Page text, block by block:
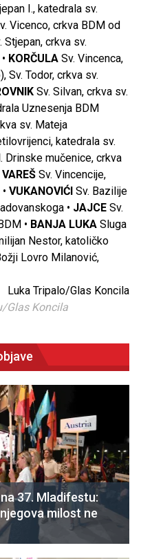
I., katedrala sv.
Vicenco, crkva BDM od
Stjepan, crkva sv.
KORČULA Sv. Vincenca,
Sv. Todor, crkva sv.
Sv. Silvan, crkva sv.
Uznesenja BDM
sv. Mateja
katedrala sv.
Drinske mučenice, crkva
VAREŠ Sv. Vincencije,
VUKANOVIĆI Sv. Bazilije
• JAJCE Sv.
• BANJA LUKA Sluga
Nestor, katoličko
Lovro Milanović,
Luka Tripalo/Glas Koncila
Glas Koncila
37. Mladifestu:
milost ne